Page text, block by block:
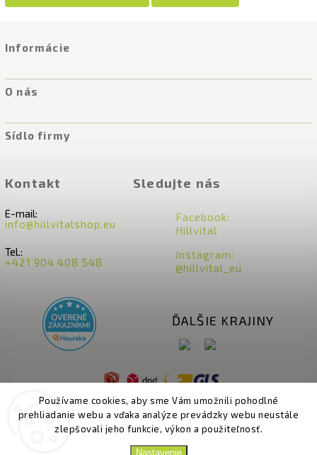
Používame cookies, aby sme Vám umožnili pohodlné
prehliadanie webu a vďaka analýze prevádzky webu neustále
zlepšovali jeho funkcie, výkon a použiteľnosť.
Nastavenie
Informácie
O nás
Sídlo firmy
Kontakt
E-mail:
info@hillvitalshop.eu
Tel.:
+421 904 408 548
Sledujte nás
Facebook:
Hillvital
Instagram:
@hillvital_eu
ĎALŠIE KRAJINY